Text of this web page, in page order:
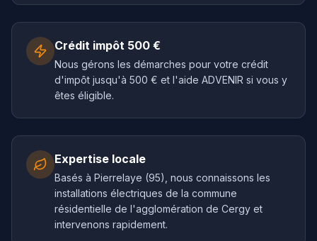
Crédit impôt 500 €
Nous gérons les démarches pour votre crédit
d'impôt jusqu'à 500 € et l'aide ADVENIR si vous y
êtes éligible.
Expertise locale
Basés à Pierrelaye (95), nous connaissons les
installations électriques de la commune
résidentielle de l'agglomération de Cergy et
intervenons rapidement.